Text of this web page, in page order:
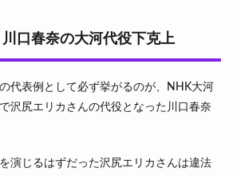
口春奈の大河代役下克上
代表例として必ず挙がるのが、NHK大河
沢尻エリカさんの代役となった川口春奈
演じるはずだった沢尻エリカさんは違法